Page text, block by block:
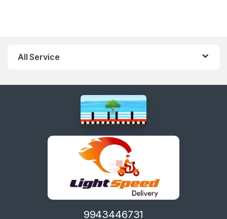
All Service
9943446731